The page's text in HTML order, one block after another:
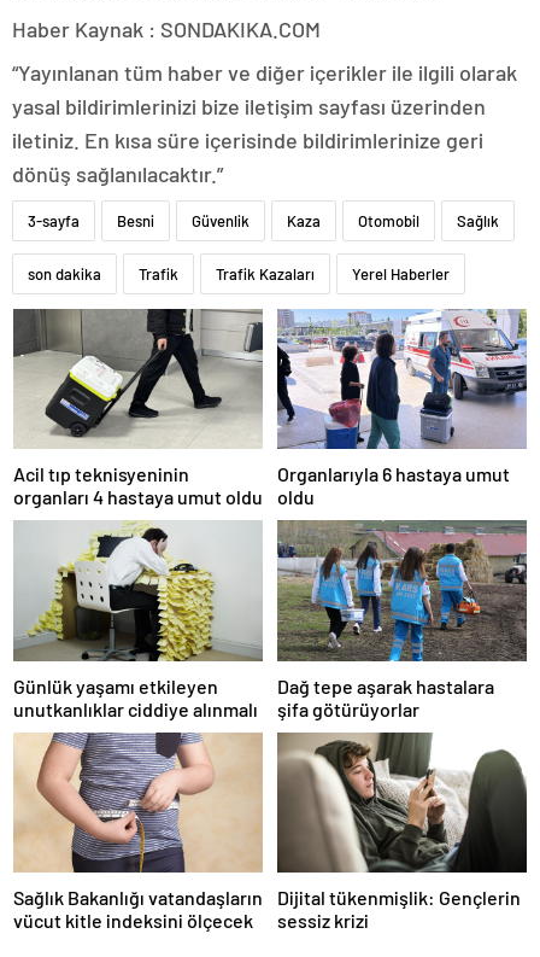
Haber Kaynak : SONDAKIKA.COM
“Yayınlanan tüm haber ve diğer içerikler ile ilgili olarak
yasal bildirimlerinizi bize iletişim sayfası üzerinden
iletiniz. En kısa süre içerisinde bildirimlerinize geri
dönüş sağlanılacaktır.”
3-sayfa Besni Güvenlik Kaza Otomobil Sağlık
son dakika Trafik Trafik Kazaları Yerel Haberler
Acil tıp teknisyeninin
organları 4 hastaya umut oldu
Organlarıyla 6 hastaya umut
oldu
Günlük yaşamı etkileyen
unutkanlıklar ciddiye alınmalı
Dağ tepe aşarak hastalara
şifa götürüyorlar
Sağlık Bakanlığı vatandaşların
vücut kitle indeksini ölçecek
Dijital tükenmişlik: Gençlerin
sessiz krizi